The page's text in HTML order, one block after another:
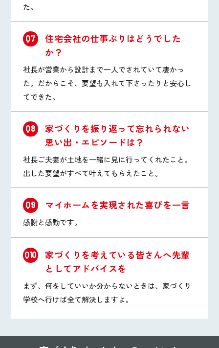
た。
Q7
住宅会社の仕事ぶりはどうでした
か？
社長が営業から設計まで一人でされていて凄かっ
た。だからこそ、要望も入れて下さったりと安心し
てできた。
Q8
家づくりを振り返って忘れられない
思い出・エピソードは？
社長ご夫妻が土地を一緒に見に行ってくれたこと。
出した要望がすべて叶えてもらえたこと。
Q9 マイホームを実現された喜びを一言
感謝と感動です。
Q10
家づくりを考えている皆さんへ先輩
としてアドバイスを
まず、何をしていいか分からないときは、家づくり
学校へ行けば全て解決しますよ。